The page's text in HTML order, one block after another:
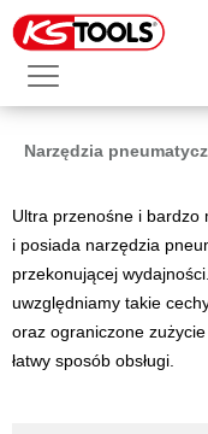
Narzędzia
Ultra przenośne i bardzo
i posiada narzędzia
przekonującej
uwzględniamy takie
oraz ograniczone
łatwy sposób obsługi.